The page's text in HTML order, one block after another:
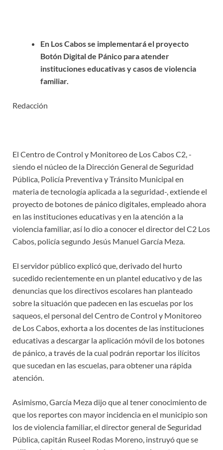
En Los Cabos se implementará el proyecto
Botón Digital de Pánico para atender
instituciones educativas y casos de violencia
familiar.
Redacción
El Centro de Control y Monitoreo de Los Cabos C2, -
siendo el núcleo de la Dirección General de Seguridad
Pública, Policía Preventiva y Tránsito Municipal en
materia de tecnología aplicada a la seguridad-, extiende el
proyecto de botones de pánico digitales, empleado ahora
en las instituciones educativas y en la atención a la
violencia familiar, así lo dio a conocer el director del C2 Los
Cabos, policía segundo Jesús Manuel García Meza.
El servidor público explicó que, derivado del hurto
sucedido recientemente en un plantel educativo y de las
denuncias que los directivos escolares han planteado
sobre la situación que padecen en las escuelas por los
saqueos, el personal del Centro de Control y Monitoreo
de Los Cabos, exhorta a los docentes de las instituciones
educativas a descargar la aplicación móvil de los botones
de pánico, a través de la cual podrán reportar los ilícitos
que sucedan en las escuelas, para obtener una rápida
atención.
Asimismo, García Meza dijo que al tener conocimiento de
que los reportes con mayor incidencia en el municipio son
los de violencia familiar, el director general de Seguridad
Pública, capitán Ruseel Rodas Moreno, instruyó que se